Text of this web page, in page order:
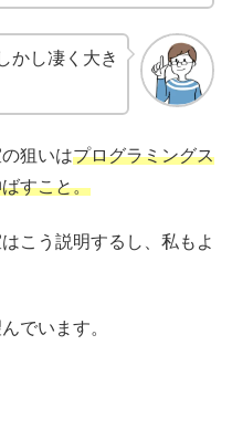
かし凄く大き
狙いはプログラミングス
すこと。
こう説明するし、私もよ
でいます。